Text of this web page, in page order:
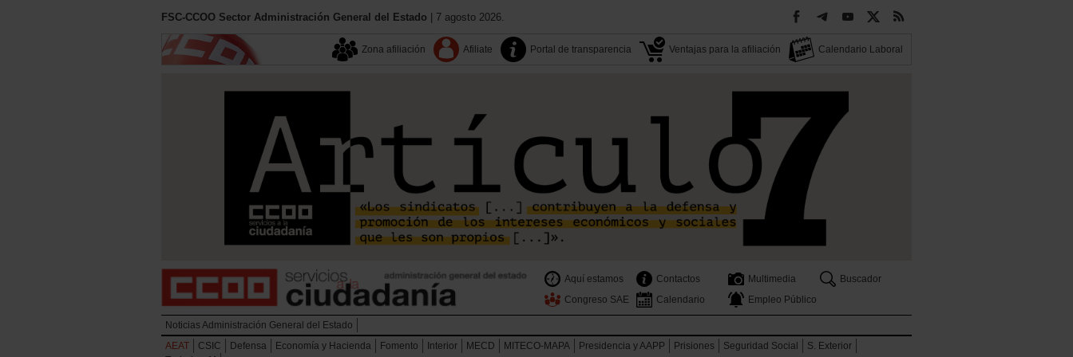
FSC-CCOO Sector Administración General del Estado | 7 agosto 2026.
Zona afiliación Afiliate Portal de transparencia Ventajas para la afiliación Calendario Laboral
Aquí estamos Contactos Multimedia
Buscador
Congreso SAE
Calendario Empleo Público
Noticias Administración General del Estado
AEAT
CSIC Defensa Economía y Hacienda Fomento Interior MECD MITECO-MAPA Presidencia y AAPP Prisiones Seguridad Social
S. Exterior